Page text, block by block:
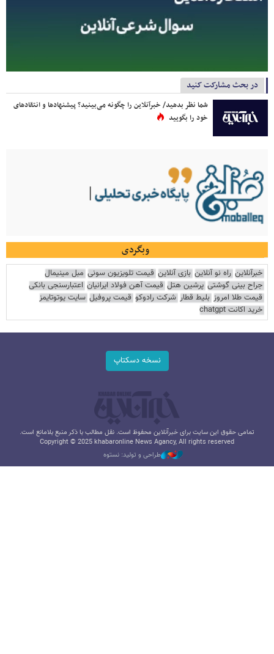
در بحث مشارکت کنید
شما نظر بدهید/ خبرآنلاین را چگونه می‌بینید؟ پیشنهادها و انتقادهای
خود را بگویید
وبگردی
خبرآنلاین راه نو آنلاین بازی آنلاین قیمت تلویزیون سونی مبل مینیمال
جراح بینی گوشتی پرشین هتل قیمت آهن فولاد ایرانیان اعتبارسنجی بانکی
قیمت طلا امروز بلیط قطار شرکت رادوکو قیمت پروفیل سایت یوتوتایمز
خرید اکانت chatgpt
نسخه دسکتاپ
تمامی حقوق این سایت برای خبرآنلاین محفوظ است. نقل مطالب با ذکر منبع بلامانع است.
Copyright © 2025 khabaronline News Agancy, All rights reserved
طراحی و تولید: نستوه